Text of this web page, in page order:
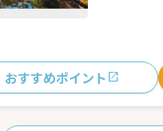
おすすめポイント